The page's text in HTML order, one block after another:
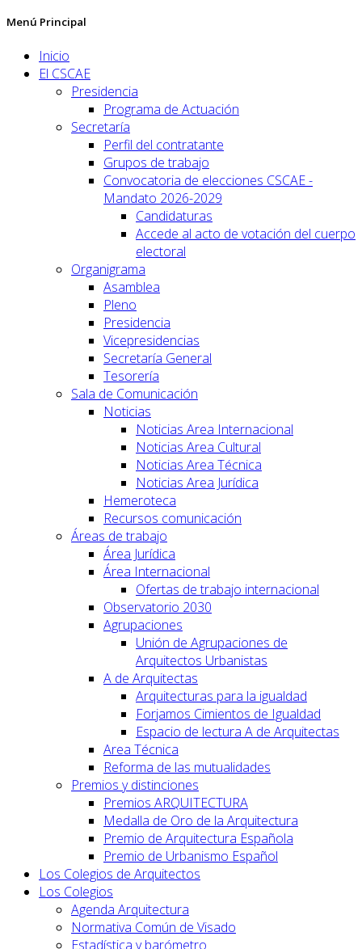
Menú Principal
Inicio
El CSCAE
Presidencia
Programa de Actuación
Secretaría
Perfil del contratante
Grupos de trabajo
Convocatoria de elecciones CSCAE -
Mandato 2026-2029
Candidaturas
Accede al acto de votación del cuerpo
electoral
Organigrama
Asamblea
Pleno
Presidencia
Vicepresidencias
Secretaría General
Tesorería
Sala de Comunicación
Noticias
Noticias Area Internacional
Noticias Area Cultural
Noticias Area Técnica
Noticias Area Jurídica
Hemeroteca
Recursos comunicación
Áreas de trabajo
Área Jurídica
Área Internacional
Ofertas de trabajo internacional
Observatorio 2030
Agrupaciones
Unión de Agrupaciones de
Arquitectos Urbanistas
A de Arquitectas
Arquitecturas para la igualdad
Forjamos Cimientos de Igualdad
Espacio de lectura A de Arquitectas
Area Técnica
Reforma de las mutualidades
Premios y distinciones
Premios ARQUITECTURA
Medalla de Oro de la Arquitectura
Premio de Arquitectura Española
Premio de Urbanismo Español
Los Colegios de Arquitectos
Los Colegios
Agenda Arquitectura
Normativa Común de Visado
Estadística y barómetro